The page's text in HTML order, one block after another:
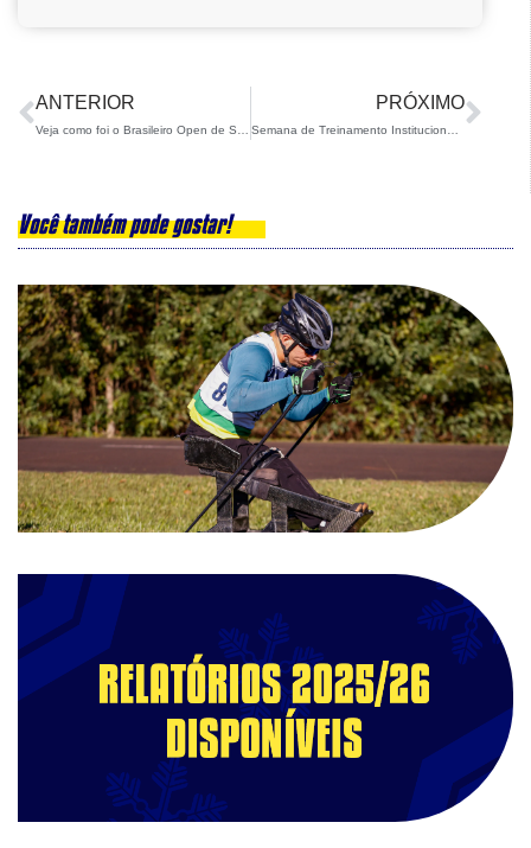
ANTERIOR
Veja como foi o Brasileiro Open de Ski Alpino e Snowboard 2024!
PRÓXIMO
Semana de Treinamento Institucional da CBDN: Capacitação e Desenvolvimento para Colaboradores
Você também pode gostar!